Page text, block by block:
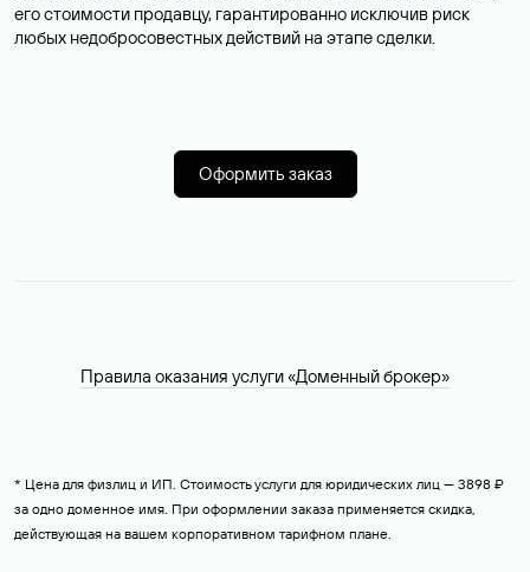
его стоимости продавцу, гарантированно исключив риск
любых недобросовестных действий на этапе сделки.
Оформить заказ
Правила оказания услуги «Доменный брокер»
* Цена для физлиц и ИП. Стоимость услуги для юридических лиц — 3898 ₽
за одно доменное имя. При оформлении заказа применяется скидка,
действующая на вашем корпоративном тарифном плане.